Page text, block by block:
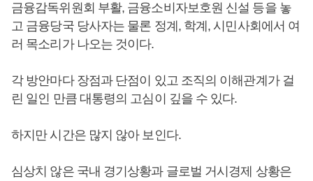
금융감독위원회 부활, 금융소비자보호원 신설 등을 놓
고 금융당국 당사자는 물론 정계, 학계, 시민사회에서 여
러 목소리가 나오는 것이다.
각 방안마다 장점과 단점이 있고 조직의 이해관계가 걸
린 일인 만큼 대통령의 고심이 깊을 수 있다.
하지만 시간은 많지 않아 보인다.
심상치 않은 국내 경기상황과 글로벌 거시경제 상황은